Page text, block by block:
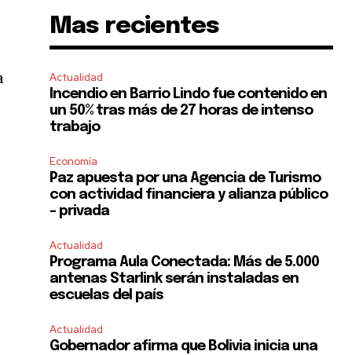
Mas recientes
Actualidad
Incendio en Barrio Lindo fue contenido en
un 50% tras más de 27 horas de intenso
trabajo
Economía
Paz apuesta por una Agencia de Turismo
con actividad financiera y alianza público
– privada
Actualidad
Programa Aula Conectada: Más de 5.000
antenas Starlink serán instaladas en
escuelas del país
Actualidad
Gobernador afirma que Bolivia inicia una